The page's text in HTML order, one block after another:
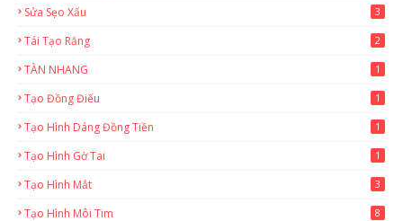
Sửa Sẹo Xấu 3
Tái Tạo Răng 2
TÀN NHANG 1
Tạo Đồng Điếu 1
Tạo Hình Dáng Đồng Tiền 1
Tạo Hình Gờ Tai 1
Tạo Hình Mắt 3
Tạo Hình Môi Tim 8